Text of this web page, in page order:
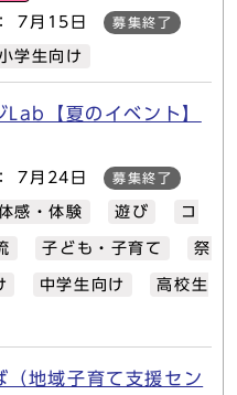
7月15日 募集終了
学生向け
Lab【夏のイベント】
7月24日 募集終了
感・体験 遊び コ
子ども・子育て 祭
中学生向け 高校生
（地域子育て支援セン